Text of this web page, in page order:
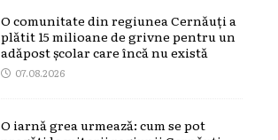
O comunitate din regiunea Cernăuți a
plătit 15 milioane de grivne pentru un
adăpost școlar care încă nu există
07.08.2026
O iarnă grea urmează: cum se pot